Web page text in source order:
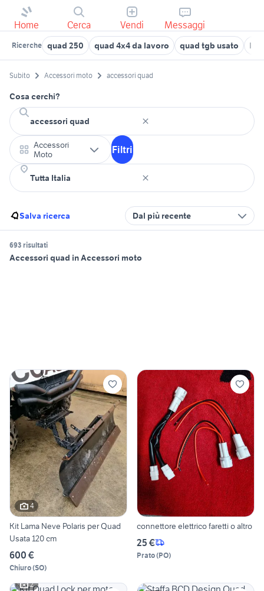
Home Cerca Vendi Messaggi
Ricerche quad 250 quad 4x4 da lavoro quad tgb usato
Subito Accessori moto accessori quad
Cosa cerchi?
Accessori
Moto
Filtri
Salva ricerca Dal più recente
693 risultati
Accessori quad in Accessori moto
4
Kit Lama Neve Polaris per Quad
Usata 120 cm
600 €
Chiuro(SO)
connettore elettrico faretti o altro
25 €
Prato(PO)
2